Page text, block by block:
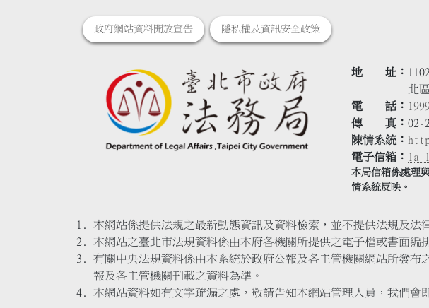
政府網站資料開放宣告 隱私權及資訊安全政策
地 址
北區
電 話
傳 真
02-
陳情系統
電子信箱
本局信箱係處理
情系統反映。
本網站係提供法規之最新動態資訊及資料檢索，並不提供法規及
本網站之臺北市法規資料係由本府各機關所提供之電子檔或書面
有關中央法規資料係由本系統於政府公報及各主管機關網站所發
報及各主管機關刊載之資料為準。
本網站資料如有文字疏漏之處，敬請告知本網站管理人員，我們會